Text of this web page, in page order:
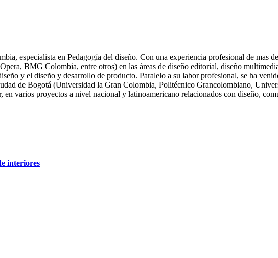
especialista en Pedagogía del diseño. Con una experiencia profesional de mas
BMG Colombia, entre otros) en las áreas de diseño editorial, diseño
y el diseño y desarrollo de producto. Paralelo a su labor profesional, se ha
de Bogotá (Universidad la Gran Colombia, Politécnico Grancolombiano,
varios proyectos a nivel nacional y latinoamericano relacionados con diseño,
interiores